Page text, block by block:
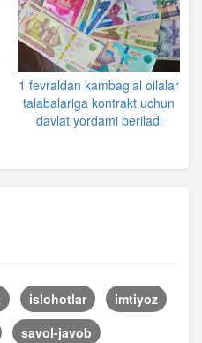
1 fevraldan kambag‘al oilalar
talabalariga kontrakt uchun
davlat yordami beriladi
islohotlar
imtiyoz
savol-javob